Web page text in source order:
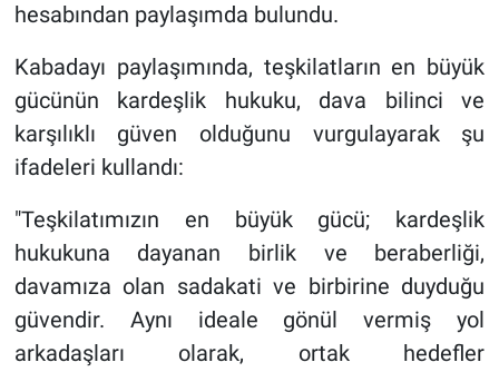
hesabından paylaşımda bulundu.
Kabadayı paylaşımında, teşkilatların en büyük
gücünün kardeşlik hukuku, dava bilinci ve
karşılıklı güven olduğunu vurgulayarak şu
ifadeleri kullandı:
"Teşkilatımızın en büyük gücü; kardeşlik
hukukuna dayanan birlik ve beraberliği,
davamıza olan sadakati ve birbirine duyduğu
güvendir. Aynı ideale gönül vermiş yol
arkadaşları olarak, ortak hedefler